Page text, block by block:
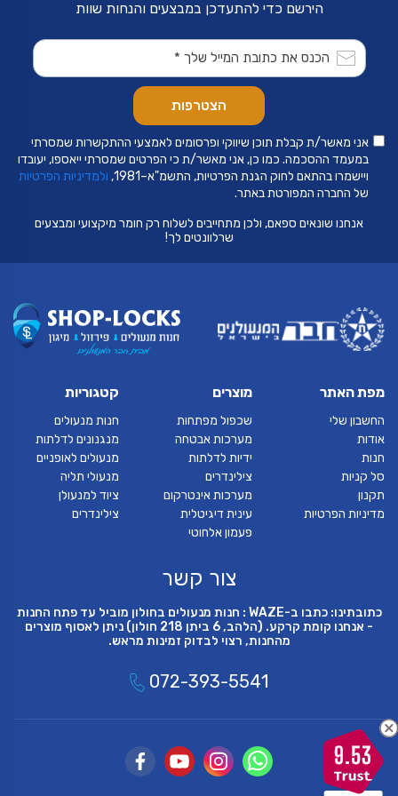
הירשם כדי להתעדכן במבצעים והנחות שוות
אני מאשר/ת קבלת תוכן שיווקי ופרסומים לאמצעי ההתקשרות שמסרתי
במעמד ההסכמה. כמו כן, אני מאשר/ת כי הפרטים שמסרתי ייאספו, יעובדו
ויישמרו בהתאם לחוק הגנת הפרטיות, התשמ"א–1981,
ולמדיניות הפרטיות
של החברה המפורטת באתר.
אנחנו שונאים ספאם, ולכן מתחייבים לשלוח רק חומר מיקצועי ומבצעים
שרלוונטים לך!
מפת האתר
החשבון שלי
אודות
חנות
סל קניות
תקנון
מדיניות הפרטיות
מוצרים
שכפול מפתחות
מערכות אבטחה
ידיות לדלתות
צילינדרים
מערכות אינטרקום
עינית דיגיטלית
פעמון אלחוטי
קטגוריות
חנות מנעולים
מנגנונים לדלתות
מנעולים לאופניים
מנעולי תליה
ציוד למנעולן
צילינדרים
צור קשר
כתובתינו: כתבו ב-WAZE : חנות מנעולים בחולון מוביל עד פתח החנות
- אנחנו קומת קרקע. (הלהב, 6 ביתן 218 חולון) ניתן לאסוף מוצרים
מהחנות, רצוי לבדוק זמינות מראש.
072-393-5541
9.53